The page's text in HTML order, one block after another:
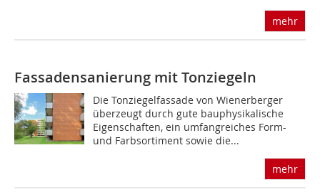
mehr
Fassadensanierung mit Tonziegeln
Die Tonziegelfassade von Wienerberger
überzeugt durch gute bauphysikalische
Eigenschaften, ein umfangreiches Form-
und Farbsortiment sowie die...
mehr